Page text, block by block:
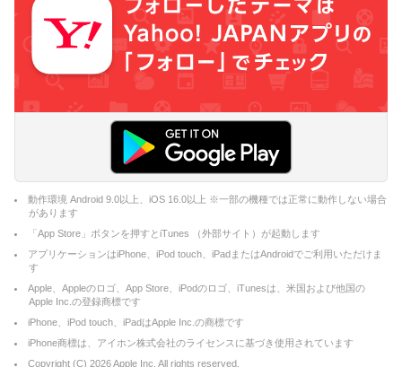
動作環境 Android 9.0以上、iOS 16.0以上 ※一部の機種では正常に動作しない場合
があります
「App Store」ボタンを押すとiTunes （外部サイト）が起動します
アプリケーションはiPhone、iPod touch、iPadまたはAndroidでご利用いただけま
す
Apple、Appleのロゴ、App Store、iPodのロゴ、iTunesは、米国および他国の
Apple Inc.の登録商標です
iPhone、iPod touch、iPadはApple Inc.の商標です
iPhone商標は、アイホン株式会社のライセンスに基づき使用されています
Copyright (C) 2026Apple Inc. All rights reserved.